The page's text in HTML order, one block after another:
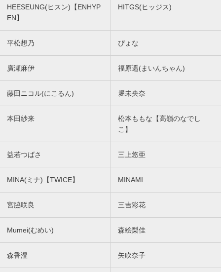
HEESEUNG(ヒスン)【ENHYP
EN】
HITGS(ヒッジス)
平松想乃 ぴょな
廣瀬麻伊 福原遥(まいんちゃん)
藤田ニコル(にこるん) 堀未央奈
本田紗来
松本ももな【高嶺のなでし
こ】
益若つばさ 三上悠亜
MINA(ミナ)【TWICE】 MINAMI
宮脇咲良 三吉彩花
Mumei(むめい) 森絵梨佳
森香澄 矢吹奈子